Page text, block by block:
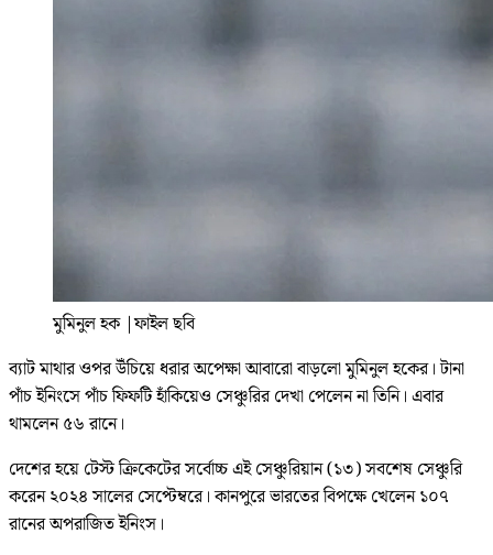
মুমিনুল হক |ফাইল ছবি
ব্যাট মাথার ওপর উঁচিয়ে ধরার অপেক্ষা আবারো বাড়লো মুমিনুল হকের। টানা
পাঁচ ইনিংসে পাঁচ ফিফটি হাঁকিয়েও সেঞ্চুরির দেখা পেলেন না তিনি। এবার
থামলেন ৫৬ রানে।
দেশের হয়ে টেস্ট ক্রিকেটের সর্বোচ্চ এই সেঞ্চুরিয়ান (১৩) সবশেষ সেঞ্চুরি
করেন ২০২৪ সালের সেপ্টেম্বরে। কানপুরে ভারতের বিপক্ষে খেলেন ১০৭
রানের অপরাজিত ইনিংস।